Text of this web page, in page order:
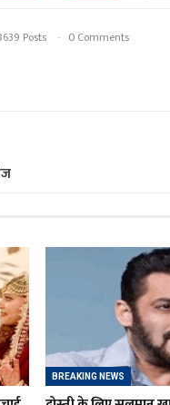
Posts 0 Comments
BREAKING NEWS